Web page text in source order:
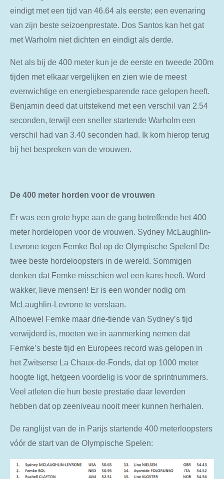
eindigt met een tijd van 46.64 als eerste; een evenaring
van zijn beste seizoenprestate. Dos Santos kan het gat
met Warholm niet dichten en eindigt als derde.
Net als bij de 400 meter kun je de eerste en tweede 200m
tijden met elkaar vergelijken en zien wie de meest
evenwichtige en energiebesparende race gelopen heeft.
Benjamin deed dat uitstekend met een verschil van 2.54
seconden, terwijl een sneller startende Warholm een
verschil had van 3.40 seconden had. Ik kom hierop terug
bij het bespreken van de vrouwen.
De 400 meter horden voor de vrouwen
Er was een grote hype aan de gang betreffende het 400
meter hordelopen voor de vrouwen. Sydney McLaughlin-
Levrone tegen Femke Bol op de Olympische Spelen! De
twee beste hordeloopsters in de wereld. Sommigen
denken dat Femke misschien wel een kans heeft. Word
wakker, lieve mensen! Er is een wonder nodig om
McLaughlin-Levrone te verslaan.
Alhoewel Femke maar drie-tiende van Sydney’s tijd
verwijderd is, moeten we in aanmerking nemen dat
Femke’s beste tijd en Europees record was gelopen in
het Zwitserse La Chaux-de-Fonds, dat op 1000 meter
hoogte ligt, hetgeen voordelig is voor de sprintnummers.
Veel atleten die hun beste prestatie daar leverden
hebben dat op zeeniveau nooit meer kunnen herhalen.
De ranglijst van de in Parijs startende 400 meterloopsters
vóór de start van de Olympische Spelen: